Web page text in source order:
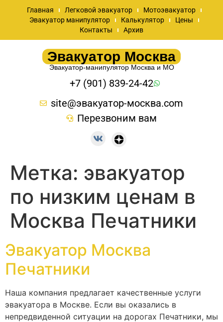
Главная Легковой эвакуатор
Мотоэвакуатор
Эвакуатор манипулятор
Калькулятор
Цены
Контакты
Архив
Эвакуатор Москва
Эвакуатор-манипулятор Москва и МО
+7 (901) 839-24-42
site@эвакуатор-москва.com
Перезвоним вам
Метка: эвакуатор
по низким ценам в
Москва Печатники
Эвакуатор Москва
Печатники
Наша компания предлагает качественные услуги
эвакуатора в Москве. Если вы оказались в
непредвиденной ситуации на дорогах Печатники, мы